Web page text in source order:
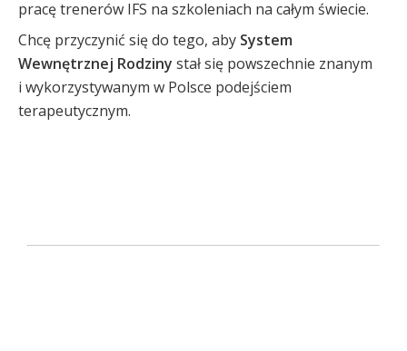
pracę trenerów IFS na szkoleniach na całym świecie.
Chcę przyczynić się do tego, aby System
Wewnętrznej Rodziny stał się powszechnie znanym
i wykorzystywanym w Polsce podejściem
terapeutycznym.